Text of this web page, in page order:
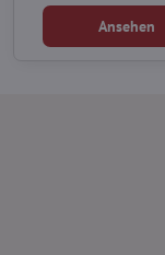
Ansehen